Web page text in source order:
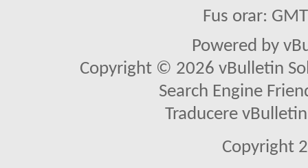
Fus orar:
Powered by
Copyright © 2026 vBulletin
Search Engine
Traducere
Copyright